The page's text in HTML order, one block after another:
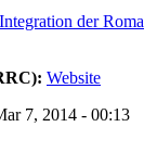
der Roma
Website
7, 2014 - 00:13